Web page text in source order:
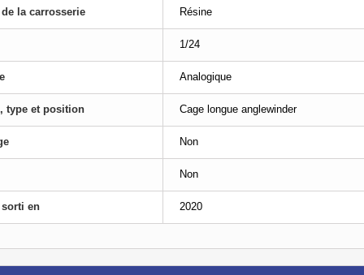
la carrosserie Résine
1/24
Analogique
type et position Cage longue anglewinder
Non
Non
en 2020